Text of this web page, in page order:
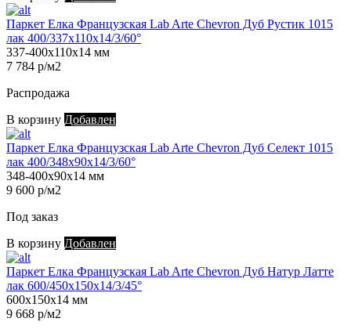
Паркет Елка Французская Lab Arte Chevron Дуб Рустик 1015
лак 400/337х110х14/3/60°
337-400х110х14 мм
7 784 р/м2
Распродажа
В корзину Добавлен
Паркет Елка Французская Lab Arte Chevron Дуб Селект 1015
лак 400/348х90х14/3/60°
348-400х90х14 мм
9 600 р/м2
Под заказ
В корзину Добавлен
Паркет Елка Французская Lab Arte Chevron Дуб Натур Латте
лак 600/450х150х14/3/45°
600х150х14 мм
9 668 р/м2